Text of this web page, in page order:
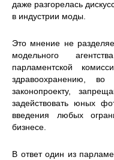
даже разгорелась
в индустрии моды.
Это мнение не
модельного
парламентской
здравоохранению,
законопроекту,
задействовать юных
введения любых
бизнесе.
В ответ один из